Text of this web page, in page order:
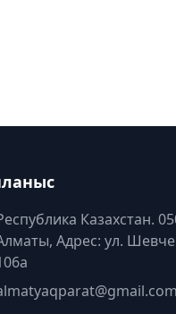
Казахстан.
Адрес: ул.